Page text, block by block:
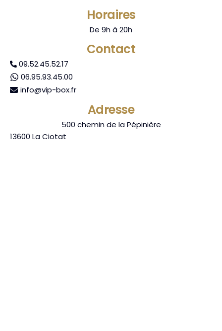
Adresse
500 chemin de la Pépinière
13600 La Ciotat
Contact
09.52.45.52.17
06.95.93.45.00
info@vip-box.fr
Horaires
De 9h à 20h